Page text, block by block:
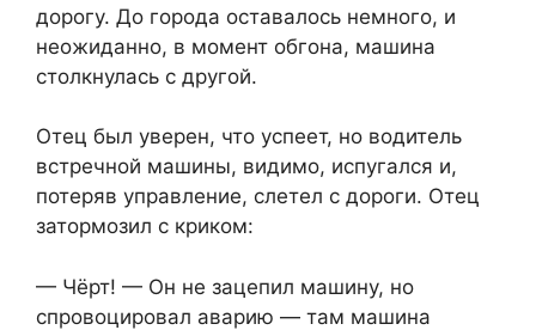
дорогу. До города оставалось немного, и
неожиданно, в момент обгона, машина
столкнулась с другой.
Отец был уверен, что успеет, но водитель
встречной машины, видимо, испугался и,
потеряв управление, слетел с дороги. Отец
затормозил с криком:
— Чёрт! — Он не зацепил машину, но
спровоцировал аварию — там машина